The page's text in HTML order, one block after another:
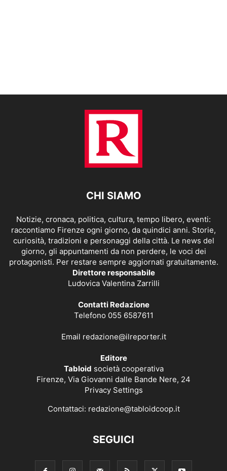
CHI SIAMO
Notizie, cronaca, politica, cultura, tempo libero, eventi:
raccontiamo Firenze ogni giorno, da quindici anni. Storie,
curiosità, tradizioni e personaggi della città. Le news del
giorno, gli appuntamenti da non perdere, le voci dei
protagonisti. Per restare sempre aggiornati gratuitamente.
Direttore responsabile
Ludovica Valentina Zarrilli
Contatti Redazione
Telefono 055 6587611
Email redazione@ilreporter.it
Editore
Tabloid società cooperativa
Firenze, Via Giovanni dalle Bande Nere, 24
Privacy Settings
Contattaci: redazione@tabloidcoop.it
SEGUICI